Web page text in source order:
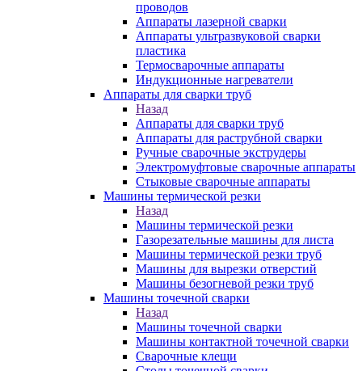
проводов
Аппараты лазерной сварки
Аппараты ультразвуковой сварки
пластика
Термосварочные аппараты
Индукционные нагреватели
Аппараты для сварки труб
Назад
Аппараты для сварки труб
Аппараты для раструбной сварки
Ручные сварочные экструдеры
Электромуфтовые сварочные аппараты
Стыковые сварочные аппараты
Машины термической резки
Назад
Машины термической резки
Газорезательные машины для листа
Машины термической резки труб
Машины для вырезки отверстий
Машины безогневой резки труб
Машины точечной сварки
Назад
Машины точечной сварки
Машины контактной точечной сварки
Сварочные клещи